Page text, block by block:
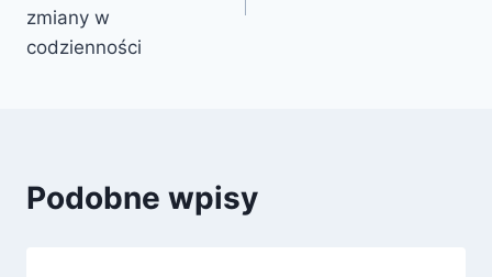
zmiany w
codzienności
Podobne wpisy